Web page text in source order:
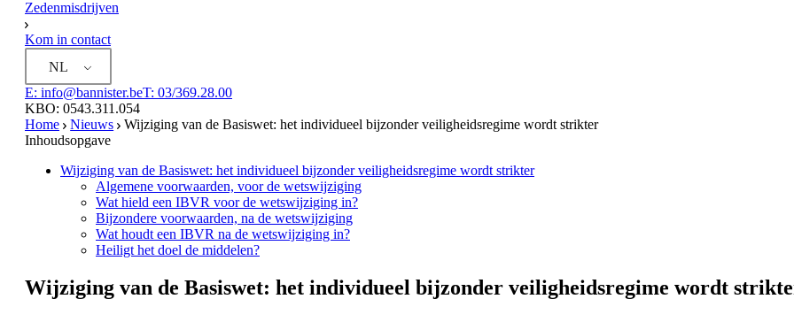
Zedenmisdrijven
Kom in contact
NL
E: info@bannister.beT: 03/369.28.00
KBO: 0543.311.054
Home
Nieuws
Wijziging van de Basiswet: het individueel bijzonder veiligheidsregime wordt strikter
Inhoudsopgave
Wijziging van de Basiswet: het individueel bijzonder veiligheidsregime wordt strikter
Algemene voorwaarden, voor de wetswijziging
Wat hield een IBVR voor de wetswijziging in?
Bijzondere voorwaarden, na de wetswijziging
Wat houdt een IBVR na de wetswijziging in?
Heiligt het doel de middelen?
Wijziging van de Basiswet: het individueel bijzonder veiligheidsregime wordt